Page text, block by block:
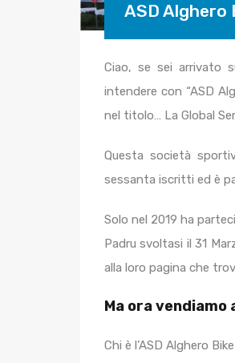
ASD Alghero
Ciao, se sei arrivato
intendere con “ASD
nel titolo… La Global
Questa società
sessanta iscritti ed è
Solo nel 2019 ha
Padru svoltasi il 31
alla loro pagina che
Ma ora
Chi è l’ASD Alghero